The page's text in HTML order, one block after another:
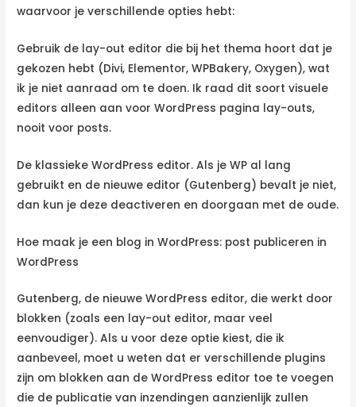
waarvoor je verschillende opties hebt:
Gebruik de lay-out editor die bij het thema hoort dat je
gekozen hebt (Divi, Elementor, WPBakery, Oxygen), wat
ik je niet aanraad om te doen. Ik raad dit soort visuele
editors alleen aan voor WordPress pagina lay-outs,
nooit voor posts.
De klassieke WordPress editor. Als je WP al lang
gebruikt en de nieuwe editor (Gutenberg) bevalt je niet,
dan kun je deze deactiveren en doorgaan met de oude.
Hoe maak je een blog in WordPress: post publiceren in
WordPress
Gutenberg, de nieuwe WordPress editor, die werkt door
blokken (zoals een lay-out editor, maar veel
eenvoudiger). Als u voor deze optie kiest, die ik
aanbeveel, moet u weten dat er verschillende plugins
zijn om blokken aan de WordPress editor toe te voegen
die de publicatie van inzendingen aanzienlijk zullen